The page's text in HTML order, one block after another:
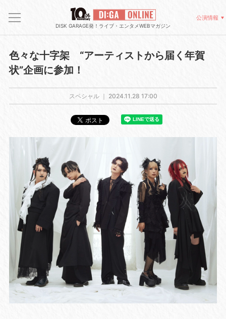
DISK GARAGE発！ライブ・エンタメWEBマガジン
公演情報
色々な十字架 “アーティストから届く年賀
状”企画に参加！
スペシャル ｜ 2024.11.28 17:00